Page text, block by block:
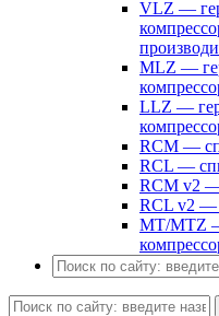
VLZ —
MLZ —
LLZ —
RCM —
RCL —
RCM v2 —
RCL v2 —
MT/MTZ